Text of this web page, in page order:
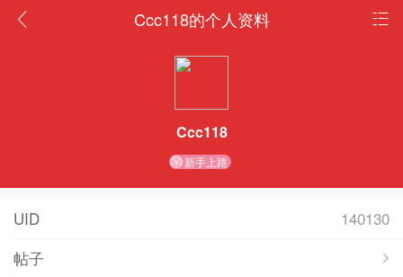
Ccc118的个人资料
Ccc118
新手上路
UID
140130
帖子